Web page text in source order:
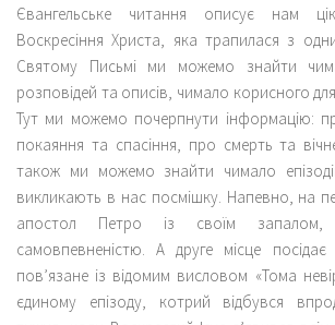
Євангельське читання описує нам
Воскресіння Христа, яка трапилася з
Святому Письмі ми можемо знайти
розповідей та описів, чимало корисного
Тут ми можемо почерпнути інформацію:
покаяння та спасіння, про смерть та
також ми можемо знайти чимало
викликають в нас посмішку. Напевно, на
апостол Петро із своїм запалом,
самовпевненістю. А друге місце
пов’язане із відомим висловом «Тома
єдиному епізоду, котрий відбувся